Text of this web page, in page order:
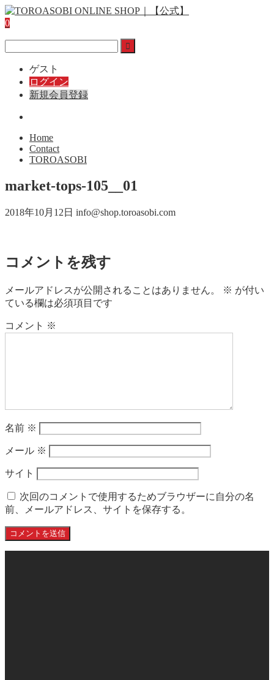
0
ゲスト
ログイン
新規会員登録
Home
Contact
TOROASOBI
market-tops-105__01
2018年10月12日 info@shop.toroasobi.com
コメントを残す
メールアドレスが公開されることはありません。 ※ が付い
ている欄は必須項目です
コメント ※
名前 ※
メール ※
サイト
次回のコメントで使用するためブラウザーに自分の名
前、メールアドレス、サイトを保存する。